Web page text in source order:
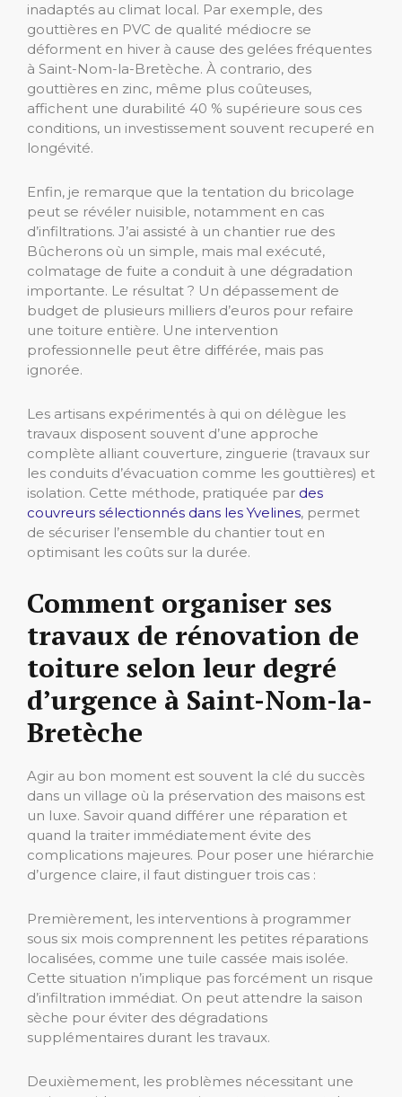
inadaptés au climat local. Par exemple, des
gouttières en PVC de qualité médiocre se
déforment en hiver à cause des gelées fréquentes
à Saint-Nom-la-Bretèche. À contrario, des
gouttières en zinc, même plus coûteuses,
affichent une durabilité 40 % supérieure sous ces
conditions, un investissement souvent recuperé en
longévité.
Enfin, je remarque que la tentation du bricolage
peut se révéler nuisible, notamment en cas
d’infiltrations. J’ai assisté à un chantier rue des
Bûcherons où un simple, mais mal exécuté,
colmatage de fuite a conduit à une dégradation
importante. Le résultat ? Un dépassement de
budget de plusieurs milliers d’euros pour refaire
une toiture entière. Une intervention
professionnelle peut être différée, mais pas
ignorée.
Les artisans expérimentés à qui on délègue les
travaux disposent souvent d’une approche
complète alliant couverture, zinguerie (travaux sur
les conduits d’évacuation comme les gouttières) et
isolation. Cette méthode, pratiquée par des
couvreurs sélectionnés dans les Yvelines, permet
de sécuriser l’ensemble du chantier tout en
optimisant les coûts sur la durée.
Comment organiser ses
travaux de rénovation de
toiture selon leur degré
d’urgence à Saint-Nom-la-
Bretèche
Agir au bon moment est souvent la clé du succès
dans un village où la préservation des maisons est
un luxe. Savoir quand différer une réparation et
quand la traiter immédiatement évite des
complications majeures. Pour poser une hiérarchie
d’urgence claire, il faut distinguer trois cas :
Premièrement, les interventions à programmer
sous six mois comprennent les petites réparations
localisées, comme une tuile cassée mais isolée.
Cette situation n’implique pas forcément un risque
d’infiltration immédiat. On peut attendre la saison
sèche pour éviter des dégradations
supplémentaires durant les travaux.
Deuxièmement, les problèmes nécessitant une